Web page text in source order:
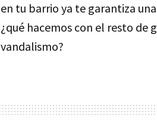
en tu barrio ya te garantiza
¿qué hacemos con el resto
vandalismo?